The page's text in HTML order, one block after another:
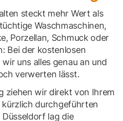
steckt mehr Wert als
Waschmaschinen,
Porzellan, Schmuck oder
Bei der kostenlosen
uns alles genau an und
verwerten lässt.
ziehen wir direkt von Ihrem
kürzlich durchgeführten
lag die